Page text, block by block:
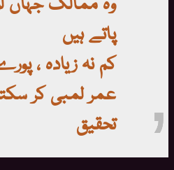
پاتے ہیں
عمر لمبی کر
تحقیق